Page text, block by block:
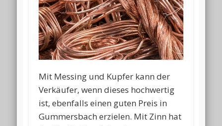
Mit Messing und Kupfer kann der
Verkäufer, wenn dieses hochwertig
ist, ebenfalls einen guten Preis in
Gummersbach erzielen. Mit Zinn hat